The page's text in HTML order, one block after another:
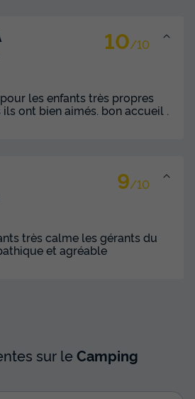
10/10
les enfants très propres
ont bien aimés. bon accueil .
9/10
très calme les gérants du
et agréable
sur leCamping